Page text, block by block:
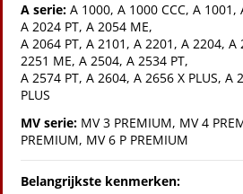
A serie: A 1000, A 1000 CCC, A
A 2024 PT, A 2054 ME,
A 2064 PT, A 2101, A 2201, A 2204, A
2251 ME, A 2504, A 2534 PT,
A 2574 PT, A 2604, A 2656 X PLUS, A
PLUS
MV serie: MV 3 PREMIUM, MV 4
PREMIUM, MV 6 P PREMIUM
Belangrijkste kenmerken: